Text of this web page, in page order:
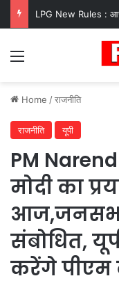
Menu
Home /राजनीति
राजनीति यूपी
PM
मोदी का
संबोधित,
करेंगे पीएम